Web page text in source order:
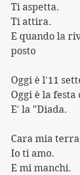
Ti aspetta.
Ti attira.
E quando la
posto
Oggi è l'11
Oggi è la
E' la "Diada.
Cara mia
Io ti amo.
E mi manchi.